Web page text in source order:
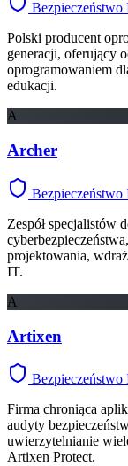
Polski producent
generacji, oferujący
oprogramowaniem
edukacji.
A
Archer
Zespół specjalistów
projektowania,
IT.
A
Artixen
Firma chroniąca
audyty
uwierzytelnianie
Artixen Protect.